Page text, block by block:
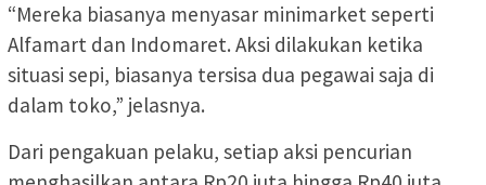
“Mereka biasanya menyasar minimarket seperti
Alfamart dan Indomaret. Aksi dilakukan ketika
situasi sepi, biasanya tersisa dua pegawai saja di
dalam toko,” jelasnya.
Dari pengakuan pelaku, setiap aksi pencurian